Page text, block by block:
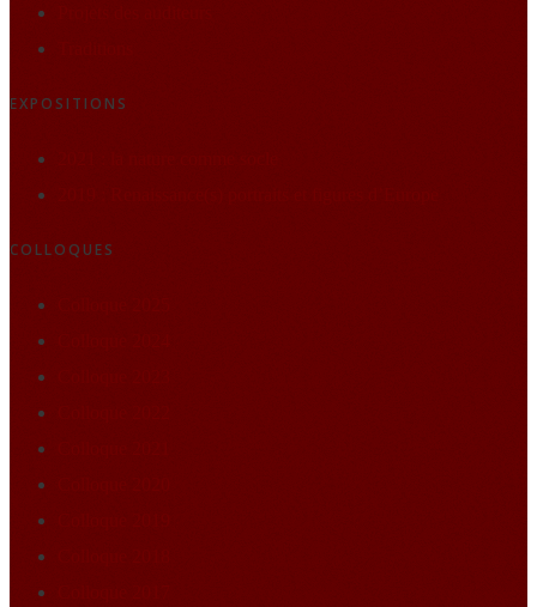
EXPOSITIONS
COLLOQUES